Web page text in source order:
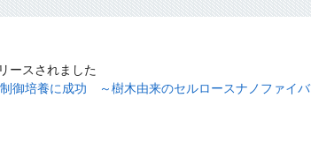
ースされました
御培養に成功 ～樹木由来のセルロースナノファイバ